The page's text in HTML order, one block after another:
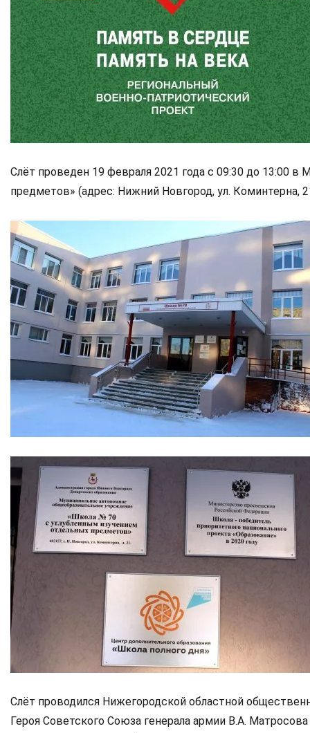
Слёт проведен 19 февраля 2021 года с 09:30 до 13:00
предметов» (адрес: Нижний Новгород, ул. Коминтерна,
Слёт проводился Нижегородской областной
Героя Советского Союза генерала армии В.А.